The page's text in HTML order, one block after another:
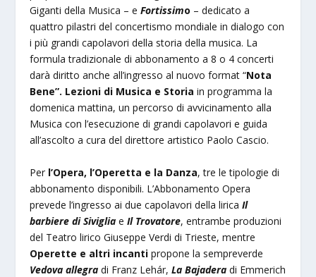
Giganti della Musica – eFortissimo – dedicato a
quattro pilastri del concertismo mondiale in dialogo con
i più grandi capolavori della storia della musica. La
formula tradizionale di abbonamento a 8 o 4 concerti
darà diritto anche all’ingresso al nuovo format “Nota
Bene”. Lezioni di Musica e Storia in programma la
domenica mattina, un percorso di avvicinamento alla
Musica con l’esecuzione di grandi capolavori e guida
all’ascolto a cura del direttore artistico Paolo Cascio.
Per l’Opera, l’Operetta e la Danza, tre le tipologie di
abbonamento disponibili. L’Abbonamento Opera
prevede l’ingresso ai due capolavori della liricaIl
barbiere di Siviglia eIl Trovatore, entrambe produzioni
del Teatro lirico Giuseppe Verdi di Trieste, mentre
Operette e altri incanti propone la sempreverde
Vedova allegra di Franz Lehár,La Bajadera di Emmerich